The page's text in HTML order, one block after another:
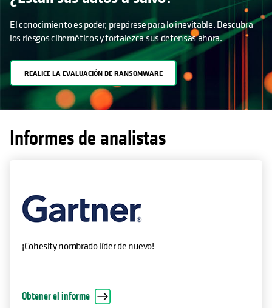
El conocimiento es poder, prepárese para lo inevitable. Descubra
los riesgos cibernéticos y fortalezca sus defensas ahora.
REALICE LA EVALUACIÓN DE RANSOMWARE
Informes de analistas
¡Cohesity nombrado líder de nuevo!
Obtener el informe